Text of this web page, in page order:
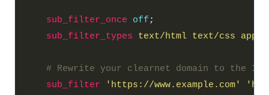
sub_filter_once off
sub_filter_types
text/html text/css
sub_filter 'https://www.example.com'